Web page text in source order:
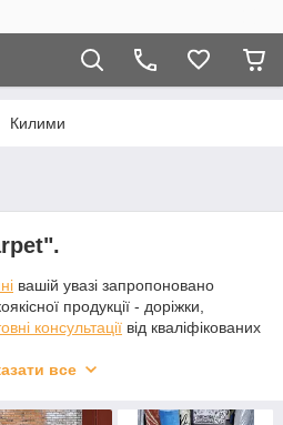
Килими
вашій увазі запропоновано
продукції - доріжки,
консультації від кваліфікованих
вибору розмірів і
який смак.
все